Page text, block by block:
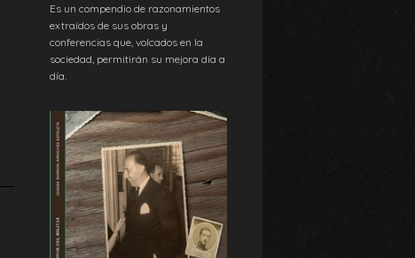
Es un compendio de razonamientos
extraídos de sus obras y
conferencias que, volcados en la
sociedad, permitirán su mejora día a
día.